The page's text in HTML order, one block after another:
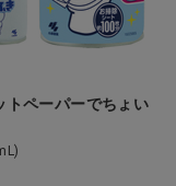
トペーパーでちょい